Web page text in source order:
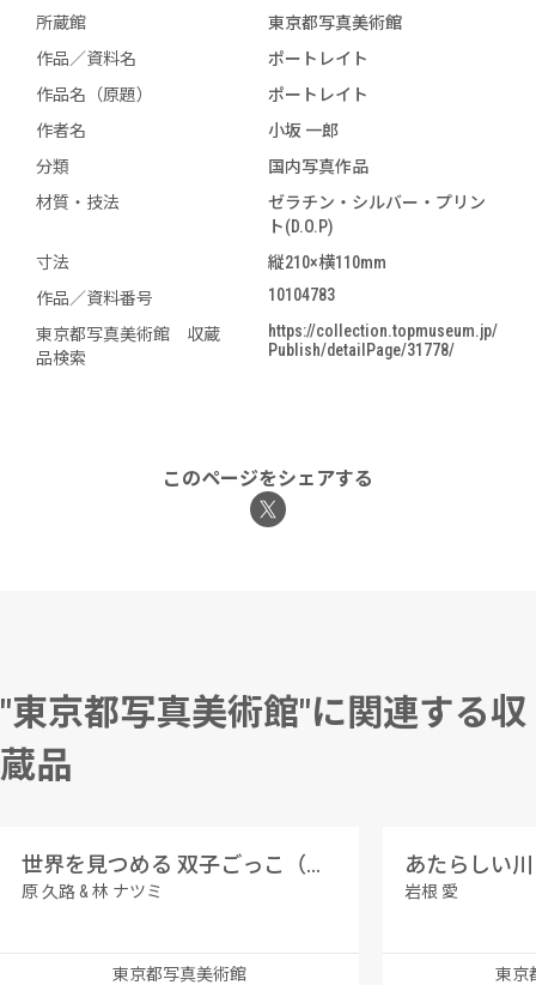
所蔵館
東京都写真美術館
作品／資料名
ポートレイト
作品名（原題）
ポートレイト
作者名
小坂 一郎
分類
国内写真作品
材質・技法
ゼラチン・シルバー・プリン
ト(D.O.P)
寸法
縦210×横110mm
作品／資料番号
10104783
東京都写真美術館 収蔵
品検索
https://collection.topmuseum.jp/
Publish/detailPage/31778/
このページをシェアする
"東京都写真美術館"に関連する収
蔵品
世界を見つめる 双子ごっこ（吸血鬼ごっこ）（紅＆紺）
原 久路 & 林 ナツミ
東京都写真美術館
岩根 愛
東京